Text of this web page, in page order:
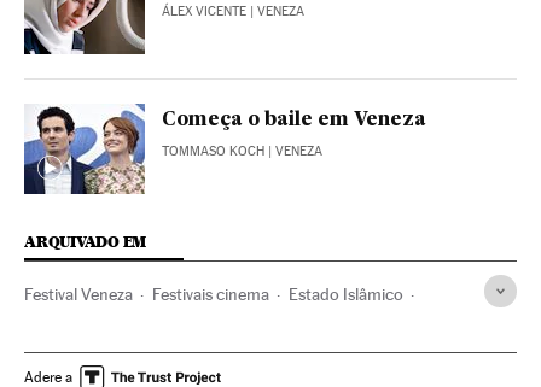
ÁLEX VICENTE | VENEZA
Começa o baile em Veneza
TOMMASO KOCH | VENEZA
ARQUIVADO EM
Festival Veneza Festivais cinema Estado Islâmico
Cinema Grupos terroristas
Adere a